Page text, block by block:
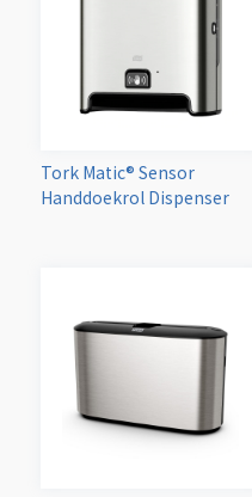
Tork Matic® Sensor
Handdoekrol Dispenser